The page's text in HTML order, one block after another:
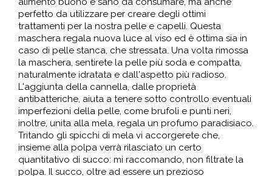
perfetto da utilizzare per creare degli ottimi
trattamenti per la nostra pelle e capelli. Questa
maschera regala nuova luce al viso ed è ottima sia in
caso di pelle stanca, che stressata. Una volta rimossa
la maschera, sentirete la pelle più soda e compatta,
naturalmente idratata e dall'aspetto più radioso.
L'aggiunta della cannella, dalle proprietà
antibatteriche, aiuta a tenere sotto controllo eventuali
imperfezioni della pelle, come brufoli e punti neri,
inoltre, unita alla mela, regala un profumo paradisiaco.
Tritando gli spicchi di mela vi accorgerete che,
insieme alla polpa verrà rilasciato un certo
quantitativo di succo: mi raccomando, non filtrate la
polpa. Il succo, oltre ad essere un prezioso